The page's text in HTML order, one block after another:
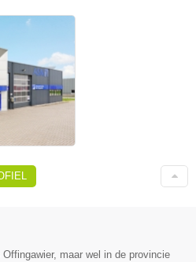
maar wel in de provincie